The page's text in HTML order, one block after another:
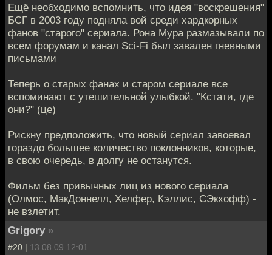
Ещё необходимо вспомнить, что идея "воскрешения"
БСГ в 2003 году подняла вой среди хардкорных
фанов "старого" сериала. Рона Мура размазывали по
всем форумам и канал Sci-Fi был завален гневными
письмами
Теперь о старых фанах и старом сериале все
вспоминают с утешительной улыбкой. "Кстати, где
они?" (це)
Рискну предположить, что новый сериал завоевал
гораздо большее количество поклонников, которые,
в свою очередь, в долгу не останутся.
Фильм без привычных лиц из нового сериала
(Олмос, МакДоннелл, Хелфер, Кэллис, СЭкхофф) -
не взлетит.
Grigory »
#20 | 13.08.09 12:01